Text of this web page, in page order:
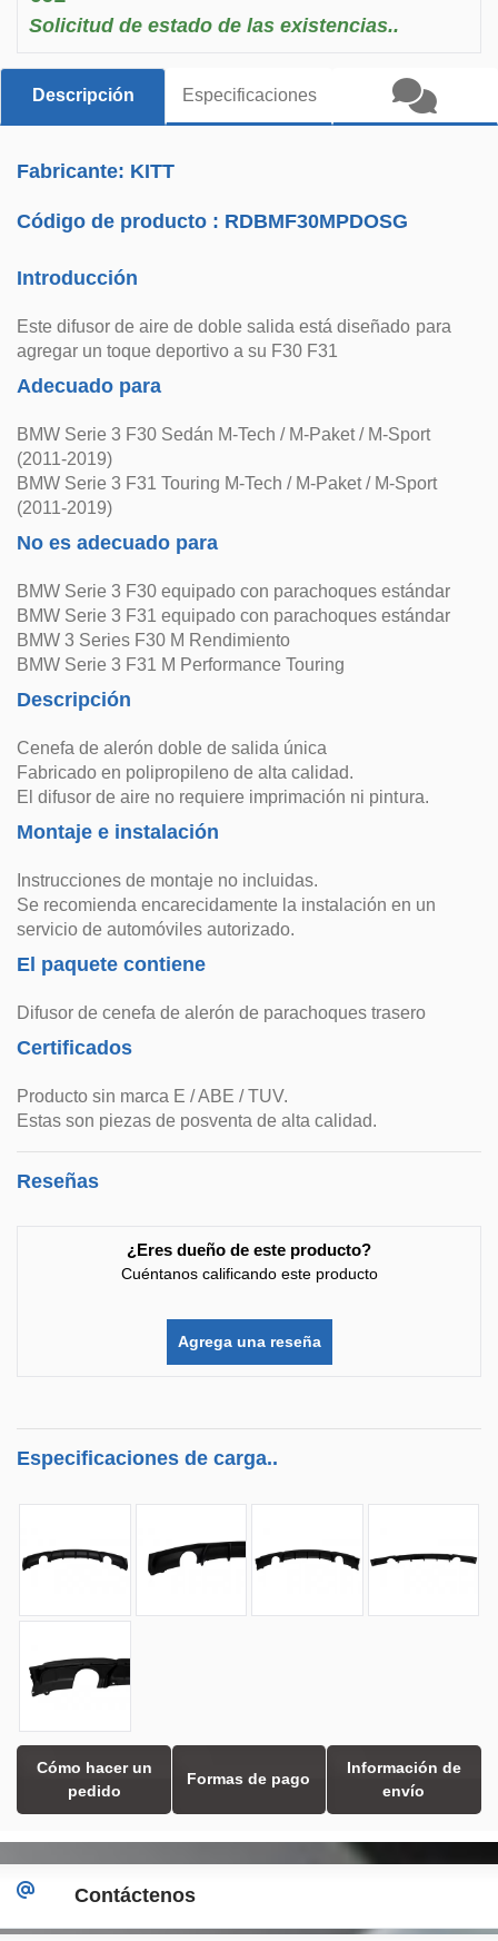
Solicitud de estado de las existencias..
Descripción Especificaciones
Fabricante: KITT
Código de producto : RDBMF30MPDOSG
Introducción
Este difusor de aire de doble salida está diseñado para
agregar un toque deportivo a su F30 F31
Adecuado para
BMW Serie 3 F30 Sedán M-Tech / M-Paket / M-Sport
(2011-2019)
BMW Serie 3 F31 Touring M-Tech / M-Paket / M-Sport
(2011-2019)
No es adecuado para
BMW Serie 3 F30 equipado con parachoques estándar
BMW Serie 3 F31 equipado con parachoques estándar
BMW 3 Series F30 M Rendimiento
BMW Serie 3 F31 M Performance Touring
Descripción
Cenefa de alerón doble de salida única
Fabricado en polipropileno de alta calidad.
El difusor de aire no requiere imprimación ni pintura.
Montaje e instalación
Instrucciones de montaje no incluidas.
Se recomienda encarecidamente la instalación en un
servicio de automóviles autorizado.
El paquete contiene
Difusor de cenefa de alerón de parachoques trasero
Certificados
Producto sin marca E / ABE / TUV.
Estas son piezas de posventa de alta calidad.
Reseñas
¿Eres dueño de este producto?
Cuéntanos calificando este producto
Agrega una reseña
Especificaciones de carga..
Cómo hacer un
pedido
Formas de pago
Información de
envío
Contáctenos